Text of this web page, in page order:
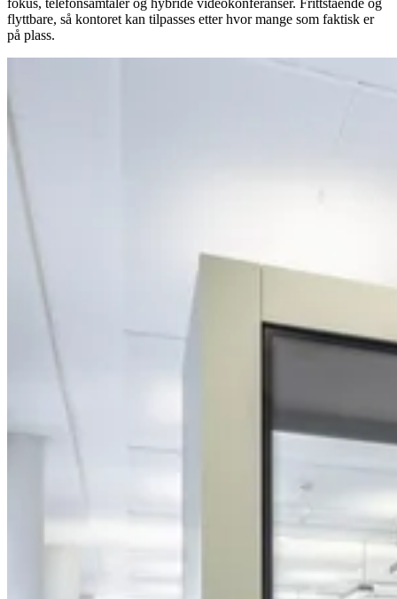
flyttbare, så kontoret kan tilpasses etter hvor mange som faktisk er
på plass.